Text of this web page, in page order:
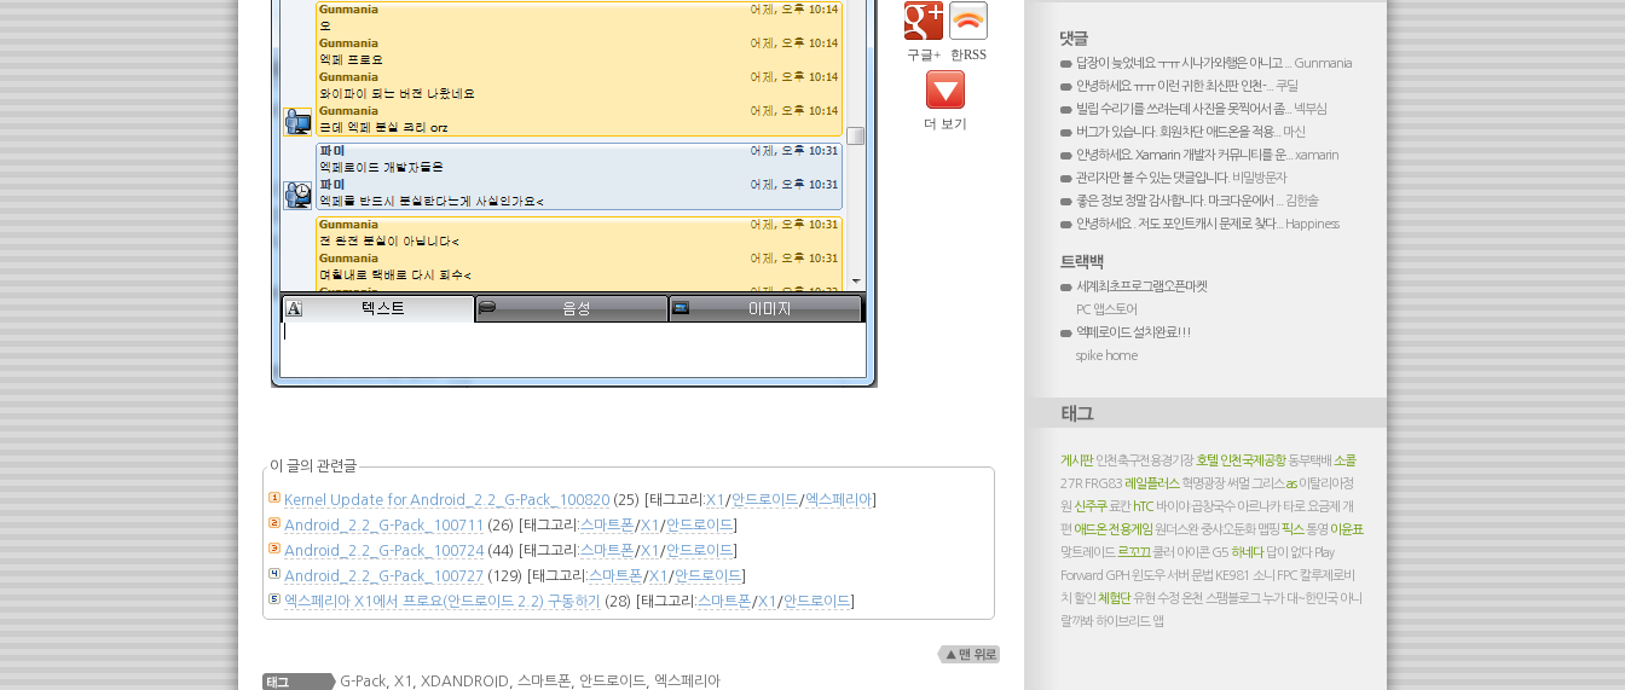
구글+ 한RSS
더 보기
이 글의 관련글
Kernel Update for Android_2.2_G-Pack_100820 (25) [태그고리:X1 /안드로이드/엑스페리아
Android_2.2_G-Pack_100711 (26) [태그고리:스마트폰/X1 /안드로이드
Android_2.2_G-Pack_100724 (44) [태그고리:스마트폰/X1 /안드로이드
Android_2.2_G-Pack_100727 (129) [태그고리:스마트폰/X1 /안드로이드
엑스페리아 X1에서 프로요(안드로이드 2.2) 구동하기
(28) [태그고리:스마트폰/X1 /안드로이드
G-Pack X1 XDANDROID 스마트폰 안드로이드 엑스페리아
답장이 늦었네요 ㅜㅠ 시나가와행은 아니고 ...
Gunmania
안녕하세요 ㅠㅠ 이런 귀한 최신판 인천-...
쿠딜
빌립 수리기를 쓰려는데 사진을 못찍어서 좀...
넥부심
버그가 있습니다. 회원차단 애드온을 적용...
마신
안녕하세요. Xamarin 개발자 커뮤니티를 운...
xamarin
관리자만 볼 수 있는 댓글입니다. 비밀방문자
좋은 정보 정말 감사합니다. 마크다운에서 ...
김한솔
안녕하세요 . 저도 포인트캐시 문제로 찾다...
Happiness
세계최초프로그램오픈마켓
PC 앱스토어
엑페로이드 설치완료!!!
spike home
게시판인천축구전용경기장호텔 인천국제공항동부택배 소콜
27R FRG83레일플러스혁명광장써멀 그리스as이탈리아정
원 신주쿠 료칸 hTC 바이야곱창국수아르나카 타로 요금제 개
편 애드온전용게임원더스완중샤오둔화맵핑픽스통영 이윤표
맞트레이드 르꼬끄쿨러 아이콘G5하네다답이 없다 Play
Forward GPH 윈도우 서버 문법 KE981 소니 FPC 칼루제로비
치 할인체험단유현수정온천 스팸블로그누가 대~한민국 아니
랄까봐하이브리드 앱